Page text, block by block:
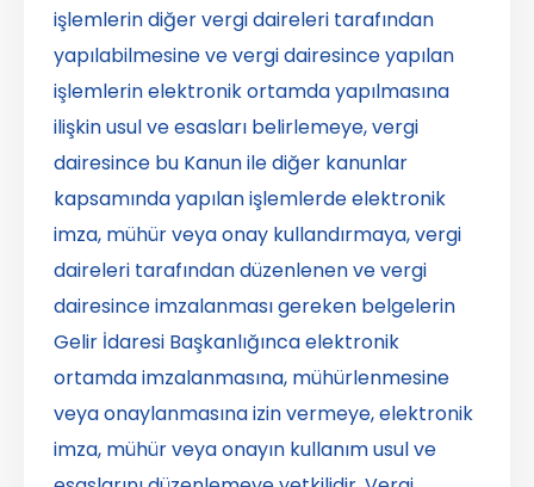
işlemlerin diğer vergi daireleri tarafından
yapılabilmesine ve vergi dairesince yapılan
işlemlerin elektronik ortamda yapılmasına
ilişkin usul ve esasları belirlemeye, vergi
dairesince bu Kanun ile diğer kanunlar
kapsamında yapılan işlemlerde elektronik
imza, mühür veya onay kullandırmaya, vergi
daireleri tarafından düzenlenen ve vergi
dairesince imzalanması gereken belgelerin
Gelir İdaresi Başkanlığınca elektronik
ortamda imzalanmasına, mühürlenmesine
veya onaylanmasına izin vermeye, elektronik
imza, mühür veya onayın kullanım usul ve